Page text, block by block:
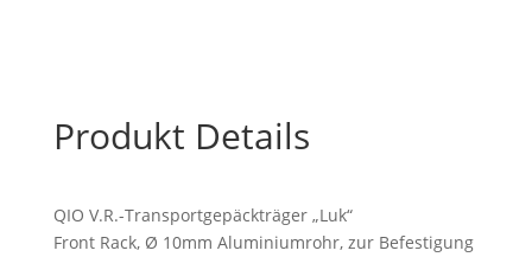
Produkt Details
QIO V.R.-Transportgepäckträger „Luk“
Front Rack, Ø 10mm Aluminiumrohr, zur Befestigung